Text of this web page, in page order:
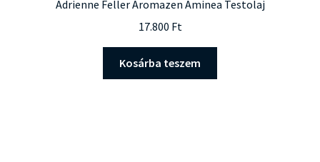
Adrienne Feller Aromazen Aminea Testolaj
17.800 Ft
Kosárba teszem